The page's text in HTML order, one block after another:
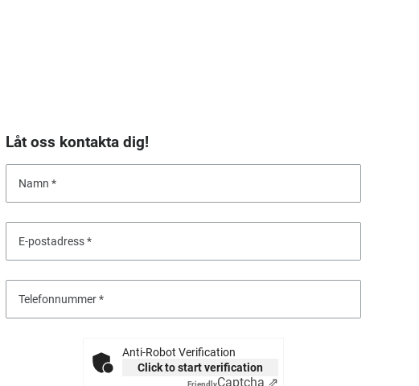
Låt oss kontakta dig!
Namn
E-postadress
Telefonnummer
Anti-Robot Verification
Click to start verification
FriendlyCaptcha ⇗